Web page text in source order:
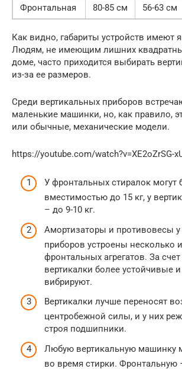
Фронтальная
80-85 см 56-63 см
Как видно, габариты устройств имеют
Людям, не имеющим лишних
доме, часто приходится выбирать
из-за ее размеров.
Среди вертикальных приборов
маленькие машинки, но, как правило,
или обычные, механические модели.
https://youtube.com/watch?v=XE2oZrSG-
У фронтальных стиралок могут
вместимостью до 15 кг, у
– до 9-10 кг.
Амортизаторы и противовесы у
приборов устроены несколько
фронтальных агрегатов. За счет
вертикалки более устойчивые
вибрируют.
Вертикалки лучше переносят
центробежной силы, и у них
строя подшипники.
Любую вертикальную машинку
во время стирки. Фронтальную